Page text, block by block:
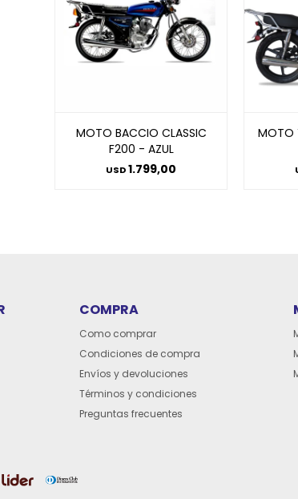
MOTO BACCIO CLASSIC
F200 - AZUL
USD1.799,00
MOTO
COMPRA
Como comprar
Condiciones de compra
Envíos y devoluciones
Términos y condiciones
Preguntas frecuentes